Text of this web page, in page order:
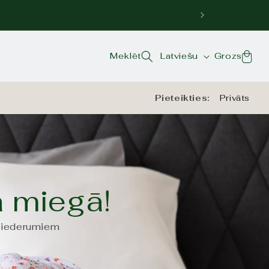
Meklēt Valoda
Latviešu Grozs
Grozs
Pieteikties: Privāts
miegā!
līdz lieliski pūkainiem